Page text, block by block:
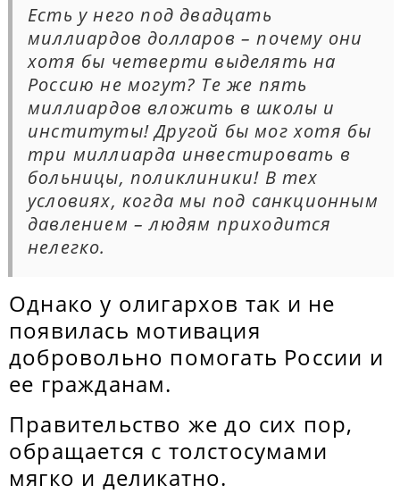
Есть у него под двадцать
миллиардов долларов – почему они
хотя бы четверти выделять на
Россию не могут? Те же пять
миллиардов вложить в школы и
институты! Другой бы мог хотя бы
три миллиарда инвестировать в
больницы, поликлиники! В тех
условиях, когда мы под санкционным
давлением – людям приходится
нелегко.
Однако у олигархов так и не
появилась мотивация
добровольно помогать России и
ее гражданам.
Правительство же до сих пор,
обращается с толстосумами
мягко и деликатно.